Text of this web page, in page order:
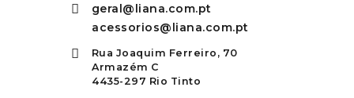
geral@liana.com.pt
acessorios@liana.com.pt
Rua Joaquim Ferreiro, 70
Armazém C
4435-297 Rio Tinto